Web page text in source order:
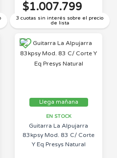
3 cuotas sin interés sobre el precio
de lista
$1.007.799
Llega mañana
EN STOCK
Guitarra La Alpujarra
83kpsy Mod. 83 C/ Corte
Y Eq Presys Natural